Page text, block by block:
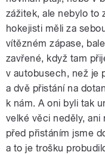
zážitek, ale nebylo to
hokejisti měli za
vítězném zápase,
zavřené, když tam
v autobusech, než je
a dvě přistání na
k nám. A oni byli tak
velké věci neděly, ani
před přistáním jsme
a to je trošku